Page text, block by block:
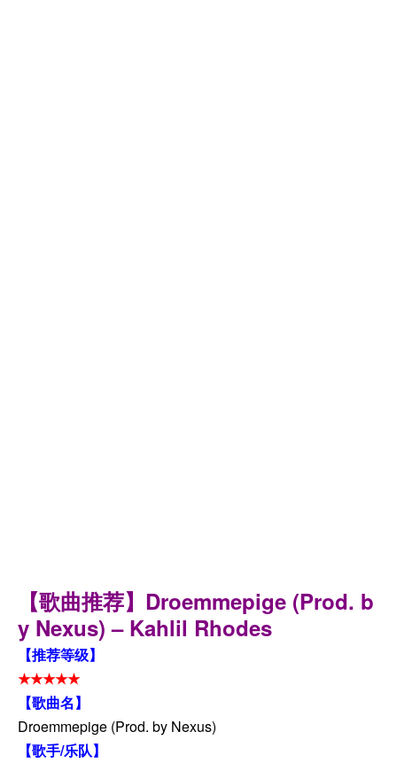
【歌曲推荐】Droemmepige (Prod. b
y Nexus) – Kahlil Rhodes
【推荐等级】
★★★★★
【歌曲名】
Droemmepige (Prod. by Nexus)
【歌手/乐队】